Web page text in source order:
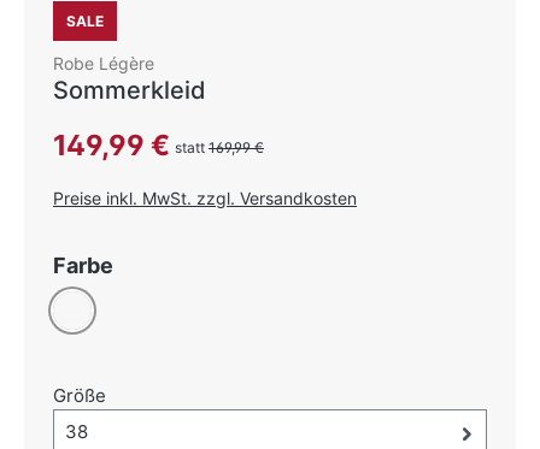
SALE
Robe Légère
Sommerkleid
Verkaufspreis:
149,99 € statt 169,99 €
Preise inkl. MwSt. zzgl. Versandkosten
Farbe
blau/weiß
Größe
Größe-Auswahl öffnen, aktuell ausgewählt:
38